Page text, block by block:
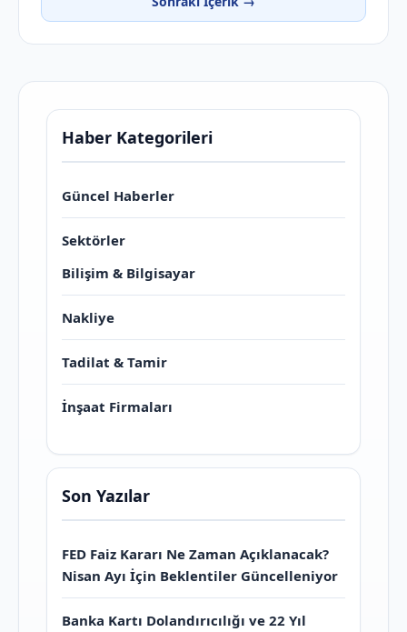
Haber Kategorileri
Güncel Haberler
Sektörler
Bilişim & Bilgisayar
Nakliye
Tadilat & Tamir
İnşaat Firmaları
Son Yazılar
FED Faiz Kararı Ne Zaman Açıklanacak?
Nisan Ayı İçin Beklentiler Güncelleniyor
Banka Kartı Dolandırıcılığı ve 22 Yıl